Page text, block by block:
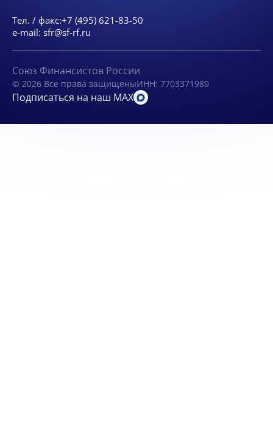
Тел. / факс:+7 (495) 621-83-50
e-mail: sfr@sf-rf.ru
Союз Финансистов России
© 2026 Все права защищеныИНН: 7703371989
Подписаться на наш MAX